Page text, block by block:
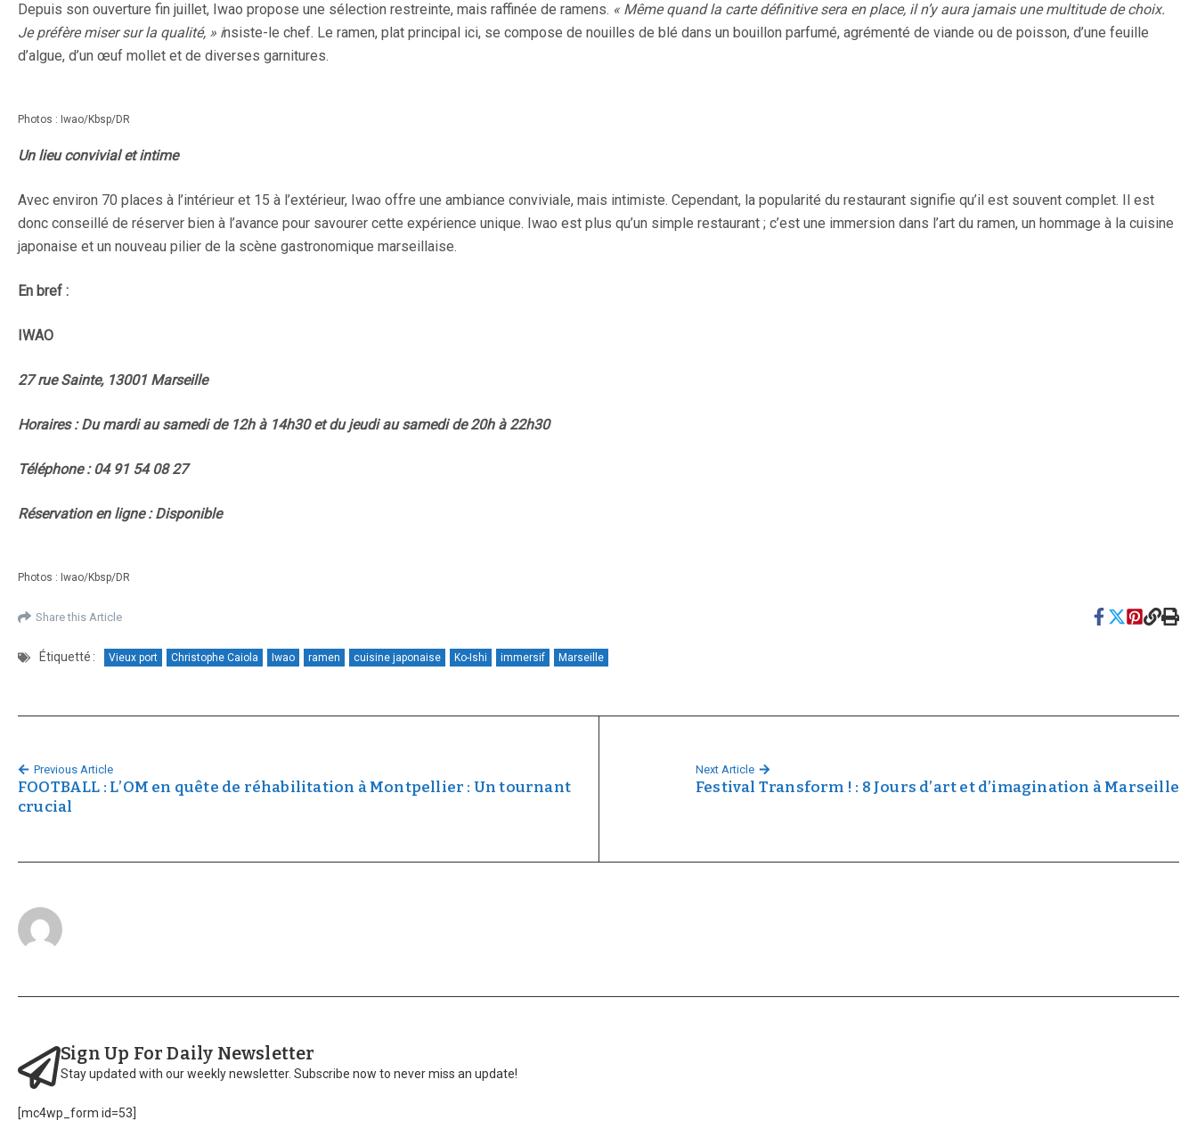
Depuis son ouverture fin juillet, Iwao propose une sélection restreinte, mais raffinée de ramens. « Même quand la carte définitive sera en place, il n’y aura jamais une multitude de choix.
Je préfère miser sur la qualité, » insiste-le chef. Le ramen, plat principal ici, se compose de nouilles de blé dans un bouillon parfumé, agrémenté de viande ou de poisson, d’une feuille
d’algue, d’un œuf mollet et de diverses garnitures.
Photos : Iwao/Kbsp/DR
Un lieu convivial et intime
Avec environ 70 places à l’intérieur et 15 à l’extérieur, Iwao offre une ambiance conviviale, mais intimiste. Cependant, la popularité du restaurant signifie qu’il est souvent complet. Il est
donc conseillé de réserver bien à l’avance pour savourer cette expérience unique. Iwao est plus qu’un simple restaurant ; c’est une immersion dans l’art du ramen, un hommage à la cuisine
japonaise et un nouveau pilier de la scène gastronomique marseillaise.
En bref :
IWAO
27 rue Sainte, 13001 Marseille
Horaires : Du mardi au samedi de 12h à 14h30 et du jeudi au samedi de 20h à 22h30
Téléphone : 04 91 54 08 27
Réservation en ligne : Disponible
Photos : Iwao/Kbsp/DR
Share this Article
Étiquetté : Vieux port Christophe Caiola Iwao ramen cuisine japonaise Ko-Ishi immersif Marseille
Previous Article
FOOTBALL : L’OM en quête de réhabilitation à Montpellier : Un tournant
crucial
Next Article
Festival Transform ! : 8 Jours d’art et d’imagination à Marseille
Sign Up For Daily Newsletter
Stay updated with our weekly newsletter. Subscribe now to never miss an update!
[mc4wp_form id=53]